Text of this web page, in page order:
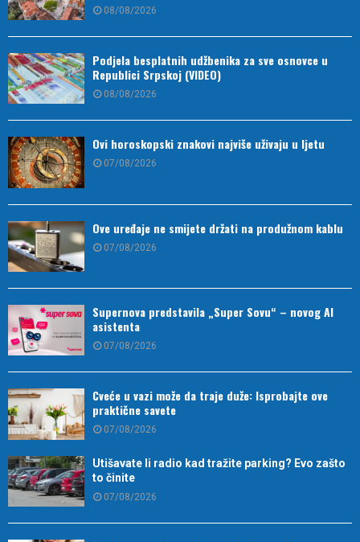
08/08/2026
Podjela besplatnih udžbenika za sve osnovce u
Republici Srpskoj (VIDEO)
08/08/2026
Ovi horoskopski znakovi najviše uživaju u ljetu
07/08/2026
Ove uređaje ne smijete držati na produžnom kablu
07/08/2026
Supernova predstavila „Super Sovu“ – novog AI
asistenta
07/08/2026
Cveće u vazi može da traje duže: Isprobajte ove
praktične savete
07/08/2026
Utišavate li radio kad tražite parking? Evo zašto
to činite
07/08/2026